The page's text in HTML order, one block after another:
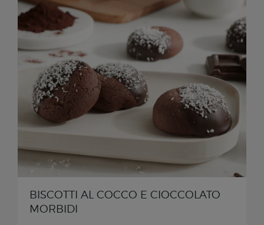
BISCOTTI AL COCCO E CIOCCOLATO
MORBIDI